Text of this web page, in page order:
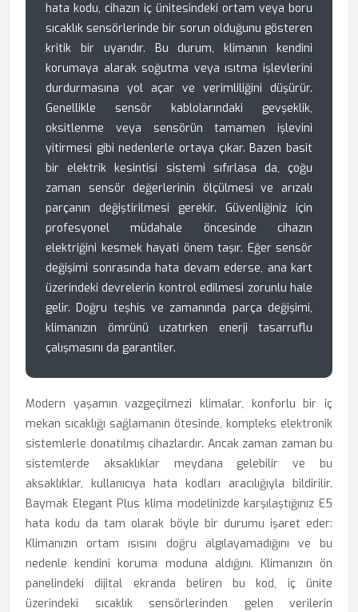
hata kodu, cihazın iç ünitesindeki ortam veya boru
sıcaklık sensörlerinde bir sorun olduğunu gösteren
kritik bir uyarıdır. Bu durum, klimanın kendini
korumaya alarak soğutma veya ısıtma işlevlerini
durdurmasına yol açar ve verimliliğini düşürür.
Genellikle sensör kablolarındaki gevşeklik,
oksitlenme veya sensörün tamamen işlevini
yitirmesi gibi nedenlerle ortaya çıkar. Bazen basit
bir elektrik kesintisi sistemi sıfırlasa da, çoğu
zaman sensör değerlerinin ölçülmesi ve arızalı
parçanın değiştirilmesi gerekir. Güvenliğiniz için
profesyonel müdahale öncesinde cihazın
elektriğini kesmek hayati önem taşır. Eğer sensör
değişimi sonrasında hata devam ederse, ana kart
üzerindeki devrelerin kontrol edilmesi zorunlu hale
gelir. Doğru teşhis ve zamanında parça değişimi,
klimanızın ömrünü uzatırken enerji tasarruflu
çalışmasını da garantiler.
Modern yaşamın vazgeçilmezi klimalar, konforlu bir iç
mekan sıcaklığı sağlamanın ötesinde, kompleks elektronik
sistemlerle donatılmış cihazlardır. Ancak zaman zaman bu
sistemlerde aksaklıklar meydana gelebilir ve bu
aksaklıklar, kullanıcıya hata kodları aracılığıyla bildirilir.
Baymak Elegant Plus klima modelinizde karşılaştığınız E5
hata kodu da tam olarak böyle bir durumu işaret eder:
Klimanızın ortam ısısını doğru algılayamadığını ve bu
nedenle kendini koruma moduna aldığını. Klimanızın ön
panelindeki dijital ekranda beliren bu kod, iç ünite
üzerindeki sıcaklık sensörlerinden gelen verilerin